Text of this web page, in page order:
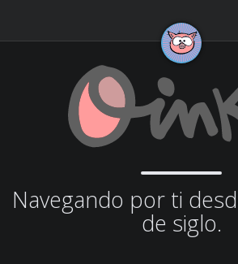
Navegando por ti
de siglo.